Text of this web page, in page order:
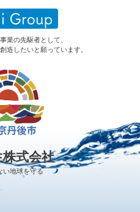
業の先駆者として、
造したいと願っています。
式会社
い地球を守る